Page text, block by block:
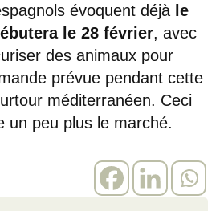
évoquent déjà le
le 28 février, avec
des animaux pour
prévue pendant cette
méditerranéen. Ceci
un peu plus le marché.